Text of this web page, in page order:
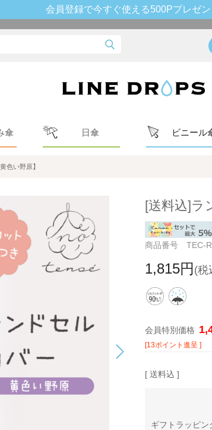
会員登録で今すぐ使える500Pプレゼン
傘 日傘 ビニール
色い野原】
[送料込]ラ
商品番号 TEC-
1,815円 (税
会員特別価格
[13ポイント進呈 ]
[ 送料込 ]
ギフトラッピン